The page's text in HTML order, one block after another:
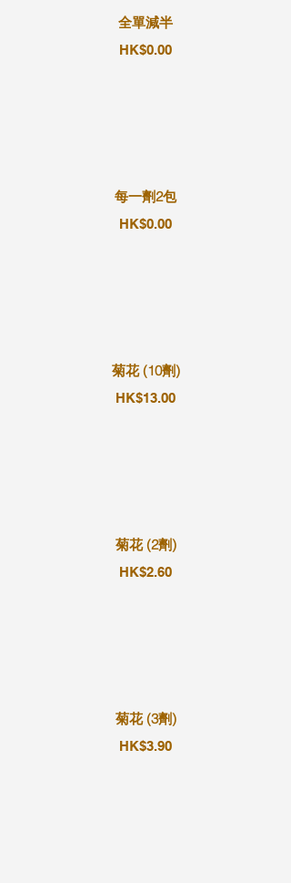
全單減半
HK$0.00
每一劑2包
HK$0.00
菊花 (10劑)
HK$13.00
菊花 (2劑)
HK$2.60
菊花 (3劑)
HK$3.90